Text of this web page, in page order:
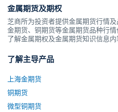
金属期货及期权
芝商所为投资者提供金属期货行情
金期货、铜期货等金属期货品种行
了解金属期权及金属期货知识信息
了解主导产品
上海金期货
铜期货
微型铜期货